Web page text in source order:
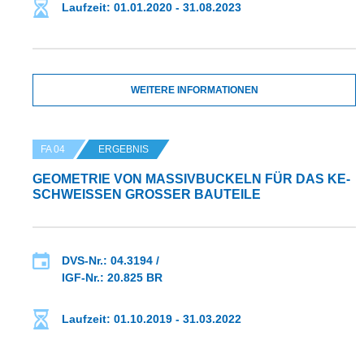
Laufzeit: 01.01.2020 - 31.08.2023
WEITERE INFORMATIONEN
FA 04 ERGEBNIS
GEOMETRIE VON MASSIVBUCKELN FÜR DAS KE-
SCHWEISSEN GROSSER BAUTEILE
DVS-Nr.: 04.3194 /
IGF-Nr.: 20.825 BR
Laufzeit: 01.10.2019 - 31.03.2022